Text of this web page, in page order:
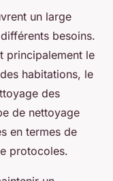
un large
besoins.
principalement le
habitations, le
des
de nettoyage
en termes de
protocoles.